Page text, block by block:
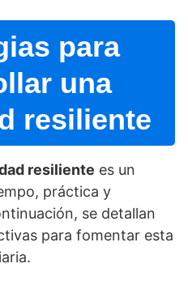
para
una
resiliente
resiliente es un
práctica y
se detallan
para fomentar esta